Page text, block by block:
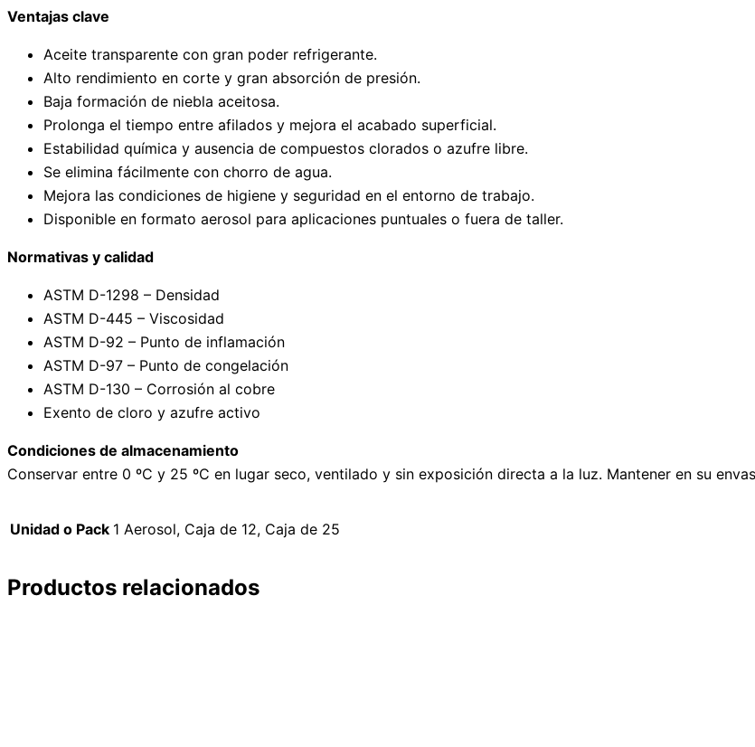
Ventajas clave
Aceite transparente con gran poder refrigerante.
Alto rendimiento en corte y gran absorción de presión.
Baja formación de niebla aceitosa.
Prolonga el tiempo entre afilados y mejora el acabado superficial.
Estabilidad química y ausencia de compuestos clorados o azufre libre.
Se elimina fácilmente con chorro de agua.
Mejora las condiciones de higiene y seguridad en el entorno de trabajo.
Disponible en formato aerosol para aplicaciones puntuales o fuera de taller.
Normativas y calidad
ASTM D-1298 – Densidad
ASTM D-445 – Viscosidad
ASTM D-92 – Punto de inflamación
ASTM D-97 – Punto de congelación
ASTM D-130 – Corrosión al cobre
Exento de cloro y azufre activo
Condiciones de almacenamiento
Conservar entre 0 ºC y 25 ºC en lugar seco, ventilado y sin exposición directa a la luz. Mantener en su
Unidad o Pack 1 Aerosol, Caja de 12, Caja de 25
Productos relacionados